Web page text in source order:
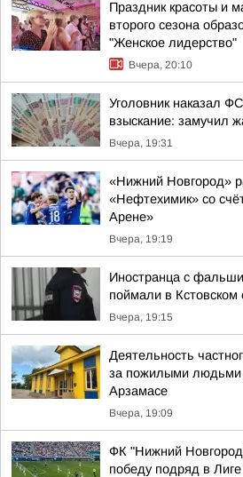
Праздник красоты и
второго сезона
"Женское лидерство"
Вчера, 20:10
Уголовник наказал
взыскание: замучил
Вчера, 19:31
«Нижний Новгород»
«Нефтехимик» со
Арене»
Вчера, 19:19
Иностранца с
поймали в Кстовском
Вчера, 19:15
Деятельность
за пожилыми людьми
Арзамасе
Вчера, 19:09
ФК "Нижний
победу подряд в